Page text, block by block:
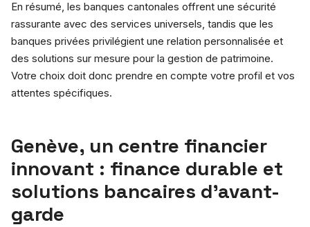
En résumé, les banques cantonales offrent une sécurité
rassurante avec des services universels, tandis que les
banques privées privilégient une relation personnalisée et
des solutions sur mesure pour la gestion de patrimoine.
Votre choix doit donc prendre en compte votre profil et vos
attentes spécifiques.
Genève, un centre financier
innovant : finance durable et
solutions bancaires d’avant-
garde